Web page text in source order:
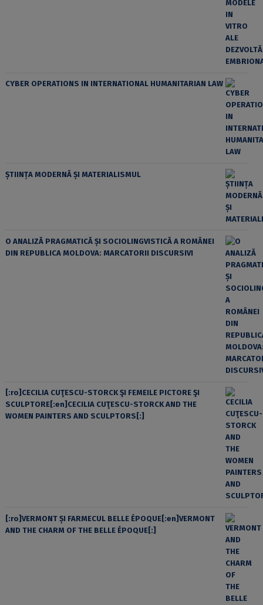
CYBER OPERATIONS IN INTERNATIONAL HUMANITARIAN LAW
ȘTIINȚA MODERNĂ ȘI MATERIALISMUL
O ANALIZĂ PRAGMATICĂ ȘI SOCIOLINGVISTICĂ A ROMÂNEI
DIN REPUBLICA MOLDOVA: MARCATORII DISCURSIVI
[:ro]CECILIA CUŢESCU-STORCK ŞI FEMEILE PICTORE ŞI
SCULPTORE[:en]CECILIA CUŢESCU-STORCK AND THE
WOMEN PAINTERS AND SCULPTORS[:]
[:ro]VERMONT ȘI FARMECUL BELLE ÉPOQUE[:en]VERMONT
AND THE CHARM OF THE BELLE ÉPOQUE[:]